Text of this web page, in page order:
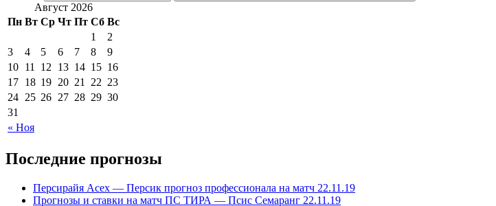
Август 2026
Пн Вт Ср Чт Пт Сб Вс
« Ноя
1
2
3
4 5 6 7 8
9
10 11 12 13 14 15 16
17 18 19 20 21 22 23
24 25 26 27 28 29 30
31
Последние прогнозы
Персирайя Асех — Персик прогноз профессионала на матч 22.11.19
Прогнозы и ставки на матч ПС ТИРА — Псис Семаранг 22.11.19